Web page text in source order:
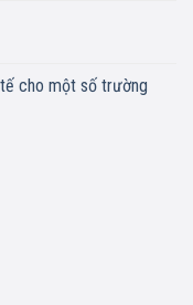
cho một số trường